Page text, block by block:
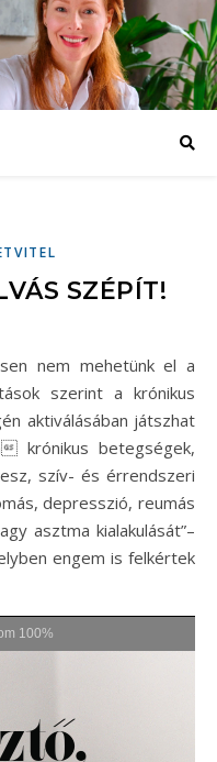
SZÉPÍT!
szerint a krónikus
aktiválásában játszhat
krónikus betegségek,
szív- és érrendszeri
depresszió, reumás
asztma kialakulását”–
engem is felkértek
100%